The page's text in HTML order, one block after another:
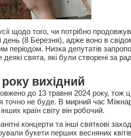
щодо того, чи потрібно
(8 Березня), адже воно в
періодом. Низка депутатів
свята, які були створені за
вихідний
до 13 травня 2024 року, тож
точно не буде. В мирний час
країн світу він робочий.
концерти та інші святкові
букети перших весняних